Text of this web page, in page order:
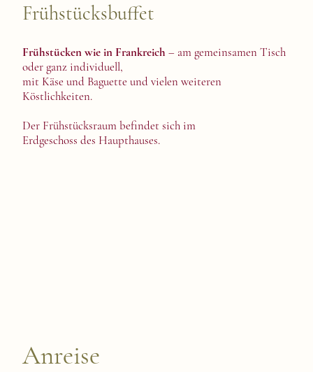
Frühstücksbuffet
Frühstücken wie in Frankreich – am gemeinsamen Tisch
oder ganz individuell,
mit Käse und Baguette und vielen weiteren
Köstlichkeiten.
Der Frühstücksraum befindet sich im
Erdgeschoss des Haupthauses.
Anreise